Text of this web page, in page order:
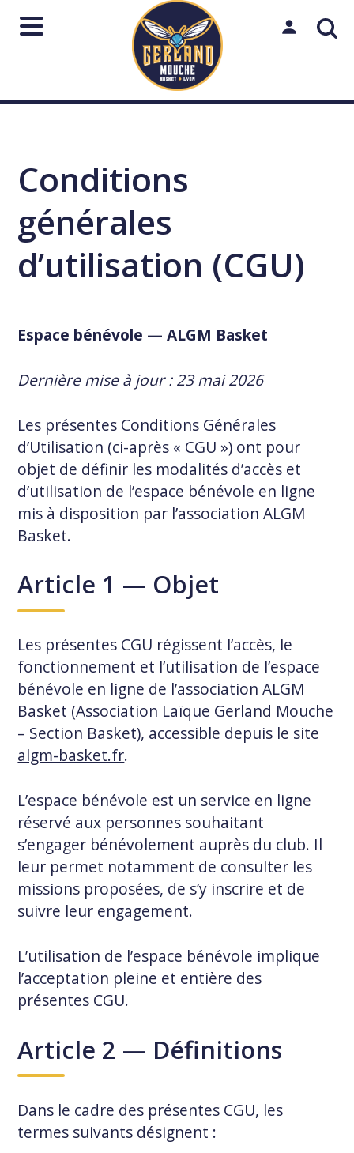
Mon
Rechercher
site
Conditions
générales
d’utilisation (CGU)
Espace bénévole — ALGM Basket
Dernière mise à jour : 23 mai 2026
Les présentes Conditions Générales
d’Utilisation (ci-après « CGU ») ont pour
objet de définir les modalités d’accès et
d’utilisation de l’espace bénévole en ligne
mis à disposition par l’association ALGM
Basket.
Article 1 — Objet
Les présentes CGU régissent l’accès, le
fonctionnement et l’utilisation de l’espace
bénévole en ligne de l’association ALGM
Basket (Association Laïque Gerland Mouche
– Section Basket), accessible depuis le site
algm-basket.fr.
L’espace bénévole est un service en ligne
réservé aux personnes souhaitant
s’engager bénévolement auprès du club. Il
leur permet notamment de consulter les
missions proposées, de s’y inscrire et de
suivre leur engagement.
L’utilisation de l’espace bénévole implique
l’acceptation pleine et entière des
présentes CGU.
Article 2 — Définitions
Dans le cadre des présentes CGU, les
termes suivants désignent :